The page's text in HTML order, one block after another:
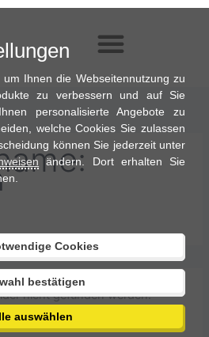
nicht gefunden werden.
Ihnen die Webseitennutzung zu
zu verbessern und auf Sie
personalisierte Angebote zu
welche Cookies Sie zulassen
können Sie jederzeit unter
ändern. Dort erhalten Sie
Cookies
bestätigen
auswählen